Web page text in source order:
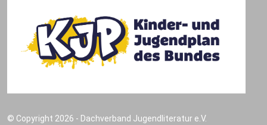
© Copyright 2026 - Dachverband Jugendliteratur e.V.